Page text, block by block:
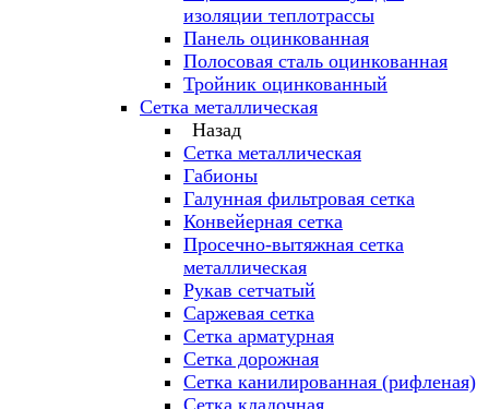
изоляции теплотрассы
Панель оцинкованная
Полосовая сталь оцинкованная
Тройник оцинкованный
Сетка металлическая
Назад
Сетка металлическая
Габионы
Галунная фильтровая сетка
Конвейерная сетка
Просечно-вытяжная сетка
металлическая
Рукав сетчатый
Саржевая сетка
Сетка арматурная
Сетка дорожная
Сетка канилированная (рифленая)
Сетка кладочная